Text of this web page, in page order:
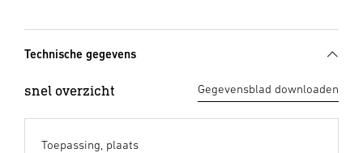
Technische gegevens
snel overzicht Gegevensblad downloaden
Toepassing, plaats